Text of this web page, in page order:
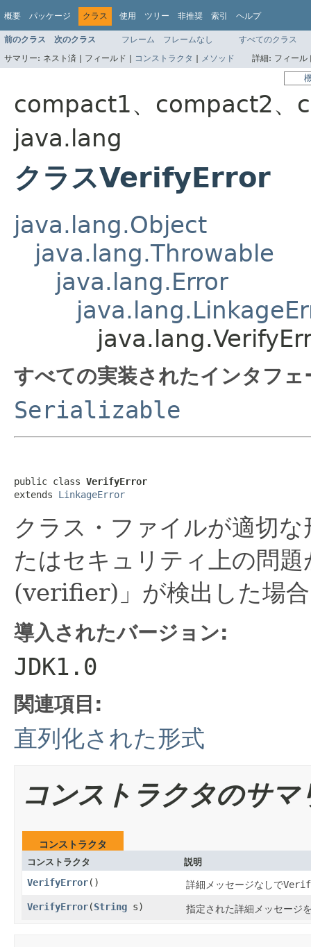
概要 パッケージ クラス 使用 ツリー 非推奨 索引 ヘルプ
前のクラス 次のクラス フレーム フレームなし
すべてのクラス
サマリー: ネスト済 | フィールド | コンストラクタ | メソッド 詳細: フィー
compact1、compact2、
java.lang
クラスVerifyError
java.lang.Object
java.lang.Throwable
java.lang.Error
すべての実装されたインタフ
Serializable
public class VerifyError
extends LinkageError
クラス・ファイルが適切
たはセキュリティ上の問
(verifier)」が検出した場
導入されたバージョン:
JDK1.0
関連項目:
直列化された形式
コンストラクタのサマ
コンストラクタ
コンストラクタ 説明
VerifyError() 詳細メッセージなしで
VerifyError(String s) 指定された詳細メッセージ